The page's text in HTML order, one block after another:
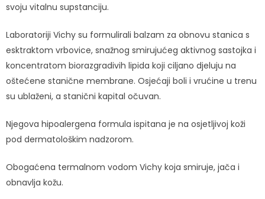
svoju vitalnu supstanciju.
Laboratoriji Vichy su formulirali balzam za obnovu stanica s
esktraktom vrbovice, snažnog smirujućeg aktivnog sastojka i
koncentratom biorazgradivih lipida koji ciljano djeluju na
oštećene stanične membrane. Osjećaji boli i vrućine u trenu
su ublaženi, a stanični kapital očuvan.
Njegova hipoalergena formula ispitana je na osjetljivoj koži
pod dermatološkim nadzorom.
Obogaćena termalnom vodom Vichy koja smiruje, jača i
obnavlja kožu.